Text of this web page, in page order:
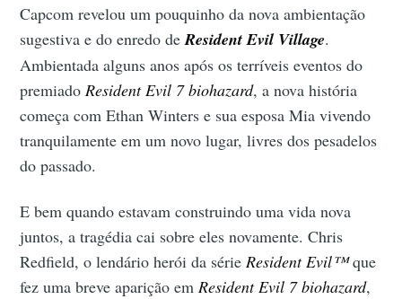
Capcom revelou um pouquinho da nova ambientação
sugestiva e do enredo deResident Evil Village.
Ambientada alguns anos após os terríveis eventos do
premiadoResident Evil 7 biohazard, a nova história
começa com Ethan Winters e sua esposa Mia vivendo
tranquilamente em um novo lugar, livres dos pesadelos
do passado.
E bem quando estavam construindo uma vida nova
juntos, a tragédia cai sobre eles novamente. Chris
Redfield, o lendário herói da sérieResident Evil™que
fez uma breve aparição emResident Evil 7 biohazard,